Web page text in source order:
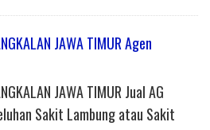
JAWA TIMUR Agen
JAWA TIMUR Jual AG
Sakit Lambung atau Sakit